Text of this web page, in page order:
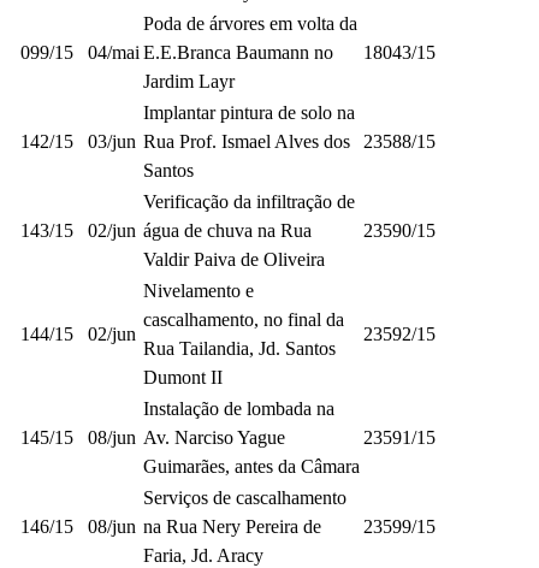
099/15 04/mai
Poda de árvores em volta da
E.E.Branca Baumann no
Jardim Layr
18043/15
142/15 03/jun
Implantar pintura de solo na
Rua Prof. Ismael Alves dos
Santos
23588/15
143/15 02/jun
Verificação da infiltração de
água de chuva na Rua
Valdir Paiva de Oliveira
23590/15
144/15 02/jun
Nivelamento e
cascalhamento, no final da
Rua Tailandia, Jd. Santos
Dumont II
23592/15
145/15 08/jun
Instalação de lombada na
Av. Narciso Yague
Guimarães, antes da Câmara
23591/15
146/15 08/jun
Serviços de cascalhamento
na Rua Nery Pereira de
Faria, Jd. Aracy
23599/15